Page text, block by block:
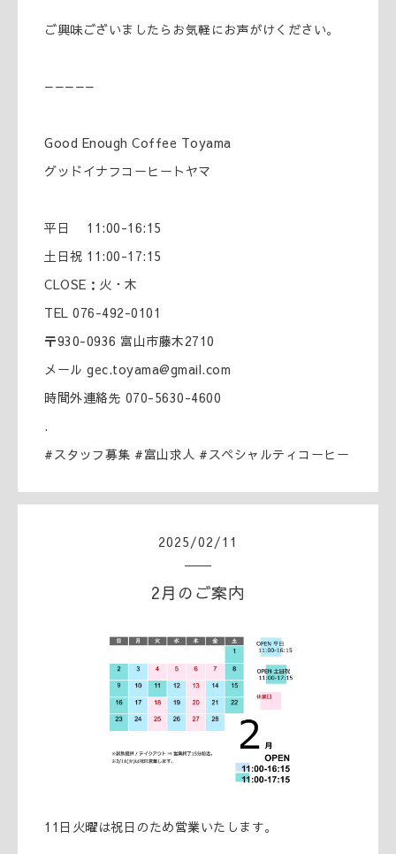
ご興味ございましたらお気軽にお声がけください。
—————
Good Enough Coffee Toyama
グッドイナフコーヒートヤマ
平日 11:00-16:15
土日祝 11:00-17:15
CLOSE：火・木
TEL 076-492-0101
〒930-0936 富山市藤木2710
メール gec.toyama@gmail.com
時間外連絡先 070-5630-4600
.
#スタッフ募集 #富山求人 #スペシャルティコーヒー
2025/02/11
2月のご案内
11日火曜は祝日のため営業いたします。